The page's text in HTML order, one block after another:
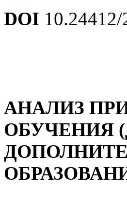
DOI
АНАЛИЗ
ОБУЧЕНИЯ